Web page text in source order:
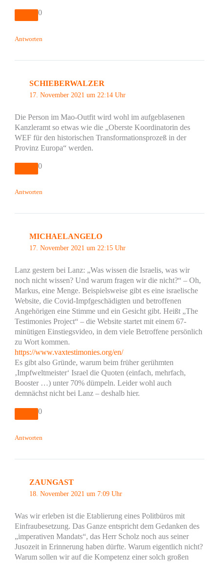
0
Antworten
SCHIEBERWALZER
17. November 2021 um 22:14 Uhr
Die Person im Mao-Outfit wird wohl im aufgeblasenen
Kanzleramt so etwas wie die „Oberste Koordinatorin des
WEF für den historischen Transformationsprozeß in der
Provinz Europa“ werden.
0
Antworten
MICHAELANGELO
17. November 2021 um 22:15 Uhr
Lanz gestern bei Lanz: „Was wissen die Israelis, was wir
noch nicht wissen? Und warum fragen wir die nicht?“ – Oh,
Markus, eine Menge. Beispielsweise gibt es eine israelische
Website, die Covid-Impfgeschädigten und betroffenen
Angehörigen eine Stimme und ein Gesicht gibt. Heißt „The
Testimonies Project“ – die Website startet mit einem 67-
minütigen Einstiegsvideo, in dem viele Betroffene persönlich
zu Wort kommen.
https://www.vaxtestimonies.org/en/
Es gibt also Gründe, warum beim früher gerühmten
‚Impfweltmeister‘ Israel die Quoten (einfach, mehrfach,
Booster …) unter 70% dümpeln. Leider wohl auch
demnächst nicht bei Lanz – deshalb hier.
0
Antworten
ZAUNGAST
18. November 2021 um 7:09 Uhr
Was wir erleben ist die Etablierung eines Politbüros mit
Einfraubesetzung. Das Ganze entspricht dem Gedanken des
„imperativen Mandats“, das Herr Scholz noch aus seiner
Jusozeit in Erinnerung haben dürfte. Warum eigentlich nicht?
Warum sollen wir auf die Kompetenz einer solch großen